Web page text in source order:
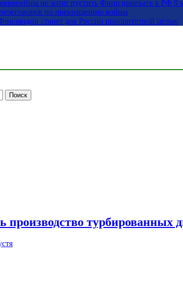
не хотят пустить Фицо приехать в РФ 9
по прекращению войны
станет для России приоритетной целью
производство турбированных